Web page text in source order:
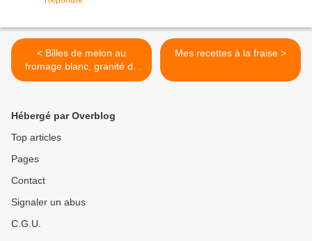
< Billes de melon au
fromage blanc, granité de
melon - verveine
Mes recettes à la fraise >
Hébergé par Overblog
Top articles
Pages
Contact
Signaler un abus
C.G.U.